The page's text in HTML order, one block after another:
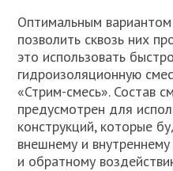
Оптимальным
позволить сквозь них
это использовать
гидроизоляционную
«Стрим-смесь». Состав
предусмотрен для
конструкций, которые
внешнему и
и обратному